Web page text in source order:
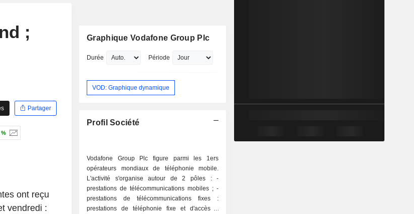
;
Partager
%
ont reçu
vendredi :
Graphique Vodafone Group Plc
Durée Période
VOD: Graphique dynamique
Profil Société
Vodafone Group Plc figure parmi les 1ers
opérateurs mondiaux de téléphonie mobile.
L'activité s'organise autour de 2 pôles : -
prestations de télécommunications mobiles ; -
prestations de télécommunications fixes :
prestations de téléphonie fixe et d'accès à